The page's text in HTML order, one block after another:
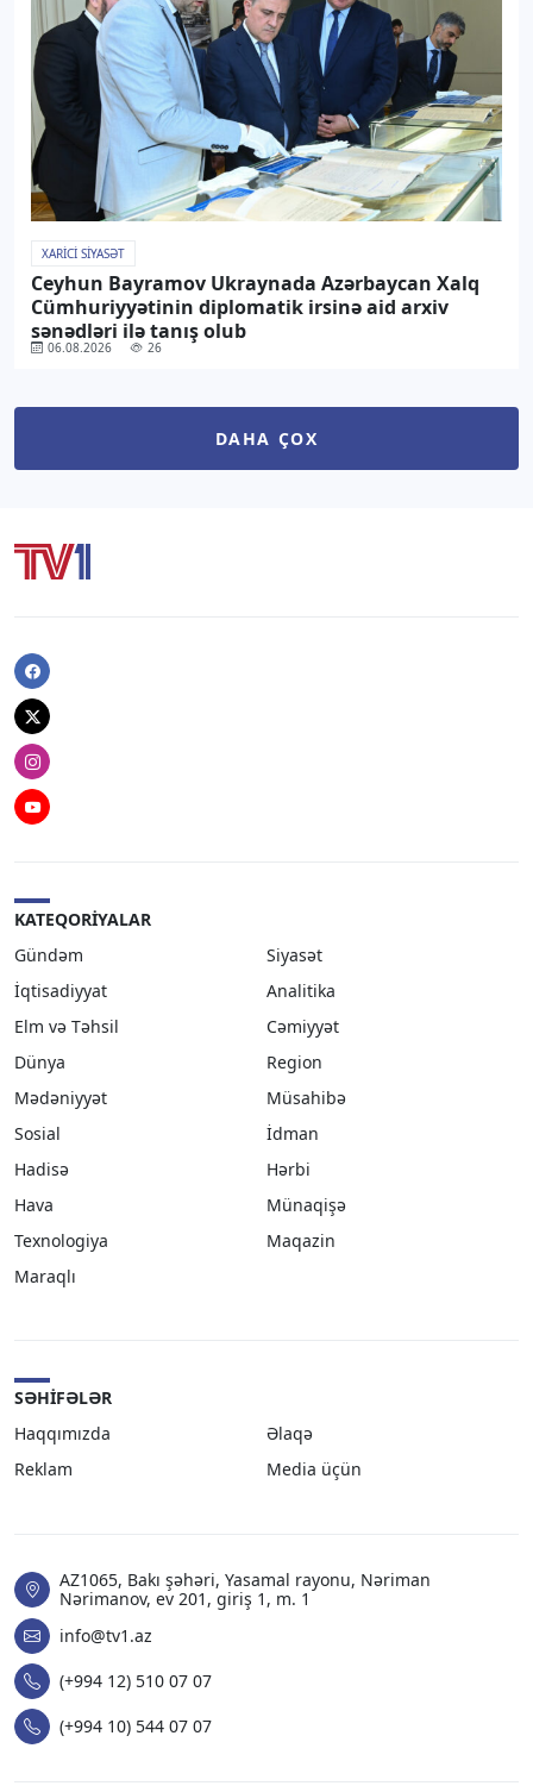
XARICI SIYASƏT
Ceyhun Bayramov Ukraynada Azərbaycan Xalq
Cümhuriyyətinin diplomatik irsinə aid arxiv
sənədləri ilə tanış olub
06.08.2026 26
DAHA ÇOX
Facebook
Twitter
Instagram
Youtube
KATEQORIYALAR
Gündəm
Siyasət
İqtisadiyyat
Analitika
Elm və Təhsil
Cəmiyyət
Dünya
Region
Mədəniyyət
Müsahibə
Sosial
İdman
Hadisə
Hərbi
Hava
Münaqişə
Texnologiya
Maqazin
Maraqlı
SƏHIFƏLƏR
Haqqımızda
Əlaqə
Reklam
Media üçün
AZ1065, Bakı şəhəri, Yasamal rayonu, Nəriman
Nərimanov, ev 201, giriş 1, m. 1
info@tv1.az
(+994 12) 510 07 07
(+994 10) 544 07 07